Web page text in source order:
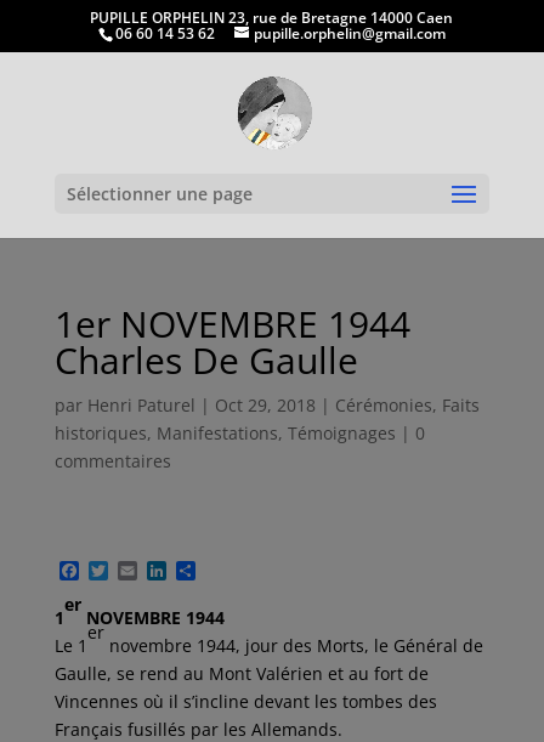
PUPILLE ORPHELIN 23, rue de Bretagne 14000 Caen
06 60 14 53 62 pupille.orphelin@gmail.com
Sélectionner une page
1er NOVEMBRE 1944
Charles De Gaulle
par Henri Paturel | Oct 29, 2018 | Cérémonies, Faits
historiques, Manifestations, Témoignages | 0
commentaires
F
c
e
b
o
o
k
T
i
t
t
e
r
E
a
i
l
L
n
k
e
d
I
n
P
r
t
a
g
e
r
1
er
NOVEMBRE 1944
Le 1
er
novembre 1944, jour des Morts, le Général de
Gaulle, se rend au Mont Valérien et au fort de
Vincennes où il s’incline devant les tombes des
Français fusillés par les Allemands.